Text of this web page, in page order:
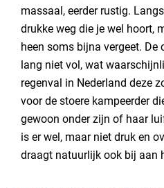
massaal, eerder rustig.
drukke weg die je wel hoort,
heen soms bijna vergeet.
lang niet vol, wat
regenval in Nederland deze
voor de stoere kampeerder
gewoon onder zijn of haar
is er wel, maar niet druk en
draagt natuurlijk ook bij aan